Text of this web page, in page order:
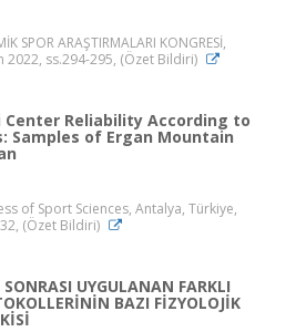
SPOR ARAŞTIRMALARI KONGRESİ,
2022, ss.294-295, (Özet Bildiri)
Center Reliability According to
Samples of Ergan Mountain
of Sport Sciences, Antalya, Türkiye,
(Özet Bildiri)
UYGULANAN FARKLI
BAZI FİZYOLOJİK